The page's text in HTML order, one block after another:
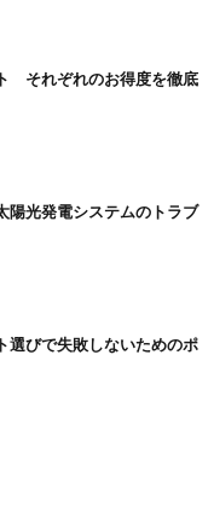
それぞれのお得度を徹底
陽光発電システムのトラブ
選びで失敗しないためのポ